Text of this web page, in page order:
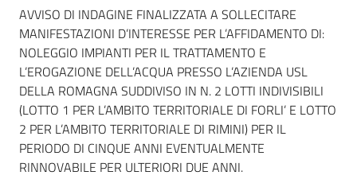
site
Seguici
su
Dati del bando
AVVISO DI INDAGINE FINALIZZATA A SOLLECITARE
MANIFESTAZIONI D’INTERESSE PER L’AFFIDAMENTO DI:
NOLEGGIO IMPIANTI PER IL TRATTAMENTO E
L’EROGAZIONE DELL’ACQUA PRESSO L’AZIENDA USL
DELLA ROMAGNA SUDDIVISO IN N. 2 LOTTI INDIVISIBILI
(LOTTO 1 PER L’AMBITO TERRITORIALE DI FORLI’ E LOTTO
2 PER L’AMBITO TERRITORIALE DI RIMINI) PER IL
PERIODO DI CINQUE ANNI EVENTUALMENTE
RINNOVABILE PER ULTERIORI DUE ANNI.